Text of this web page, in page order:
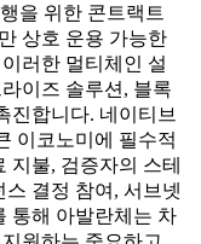
을 위한 콘트랙트
상호 운용 가능한
러한 멀티체인 설
이즈 솔루션, 블록
진합니다. 네이티브
이코노미에 필수적
지불, 검증자의 스테
결정 참여, 서브넷
통해 아발란체는 차